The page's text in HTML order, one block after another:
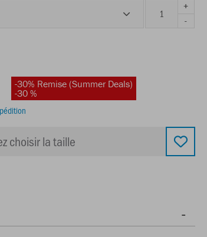
+
-
-30% Remise (Summer Deals)
-30 %
choisir la taille